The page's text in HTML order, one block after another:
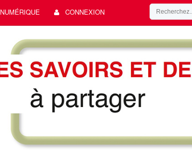
NUMÉRIQUE CONNEXION